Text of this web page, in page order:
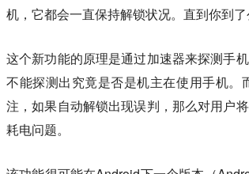
机，它都会一直保持解锁状况。直到你到
这个新功能的原理是通过加速器来探测手
不能探测出究竟是否是机主在使用手机
注，如果自动解锁出现误判，那么对用户
耗电问题。